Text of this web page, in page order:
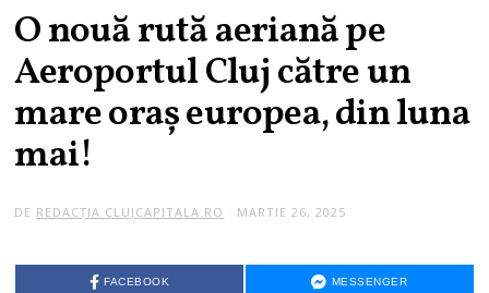
O nouă rută aeriană pe
Aeroportul Cluj către un
mare oraș europea, din luna
mai!
DE REDACȚIA CLUJCAPITALA.RO MARTIE 26, 2025
I
FACEBOOK MESSENGER